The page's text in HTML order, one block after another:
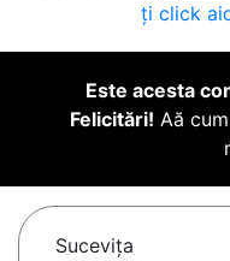
ți click
Este acesta
Felicitări! Aă
Suceviţa